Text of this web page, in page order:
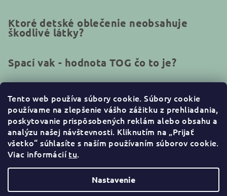
Tento web používa súbory cookie.Súbory cookie
používame na zlepšenie vášho zážitku z prehliadania,
poskytovanie prispôsobených reklám alebo obsahu a
analýzu našej návštevnosti. Kliknutím na „Prijať
všetko“ súhlasíte s naším používaním súborov cookie.
Viac informáciítu.
Nastavenie
Ktoré detské oblečenie neobsahuje
škodlivé látky?
Spací vak - hodnota TOG čo to je?
Kontakt
info@naturakid.sk
+421944638380